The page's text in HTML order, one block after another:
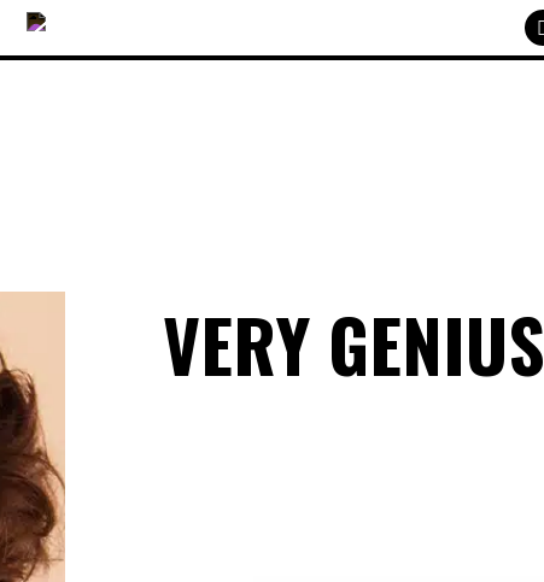
COLLECTIONS
SOLAIRES ACCESSOIRES
MANIFESTO
VERY GENIUS